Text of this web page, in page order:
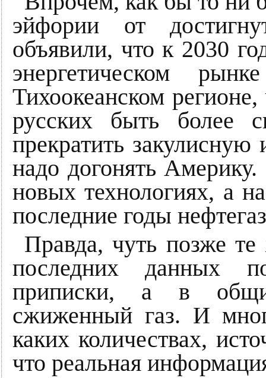
эйфории от
объявили, что к 2030
энергетическом
Тихоокеанском
русских быть более
прекратить
надо догонять
новых технологиях, а
последние годы
Правда, чуть позже
последних данных
приписки, а в
сжиженный газ. И
каких количествах,
что реальная